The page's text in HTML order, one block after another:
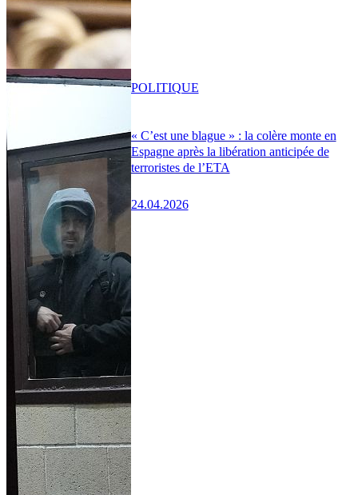
« C’est une blague » : la colère monte en
Espagne après la libération anticipée de
terroristes de l’ETA
24.04.2026
POLITIQUE